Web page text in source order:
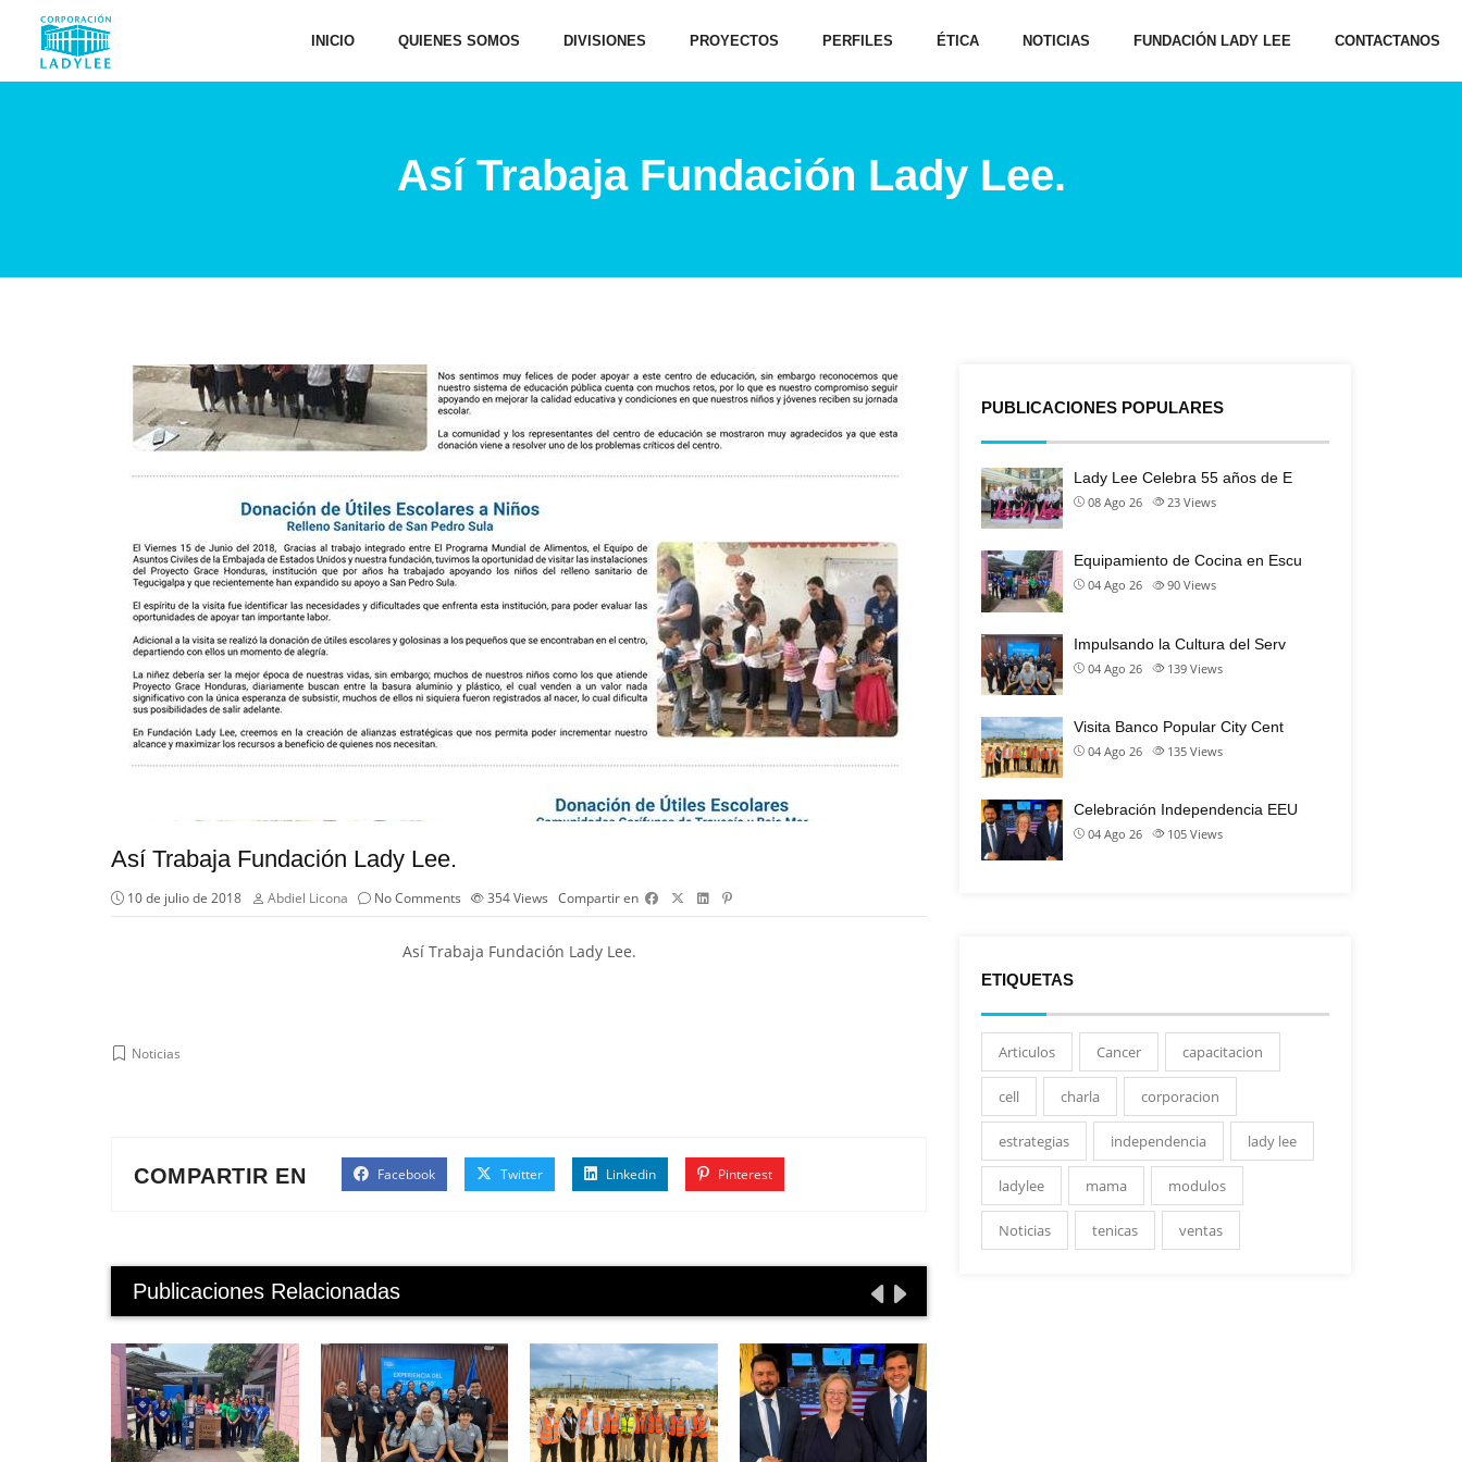
INICIO QUIENES SOMOS DIVISIONES PROYECTOS PERFILES ÉTICA NOTICIAS FUNDACIÓN LADY LEE CONTACTANOS
Así Trabaja Fundación Lady Lee.
Así Trabaja Fundación Lady Lee.
10 de julio de 2018 Abdiel Licona No Comments 354Views Compartir en
Así Trabaja Fundación Lady Lee.
Noticias
COMPARTIR EN Facebook Twitter Linkedin Pinterest
Publicaciones Relacionadas
PUBLICACIONES POPULARES
Lady Lee Celebra 55 años de E
08 Ago 26 23 Views
Equipamiento de Cocina en Escu
04 Ago 26 90 Views
Impulsando la Cultura del Serv
04 Ago 26 139 Views
Visita Banco Popular City Cent
04 Ago 26 135 Views
Celebración Independencia EEU
04 Ago 26 105 Views
ETIQUETAS
Articulos Cancer capacitacion
cell charla corporacion
estrategias independencia lady lee
ladylee mama modulos
Noticias tenicas ventas